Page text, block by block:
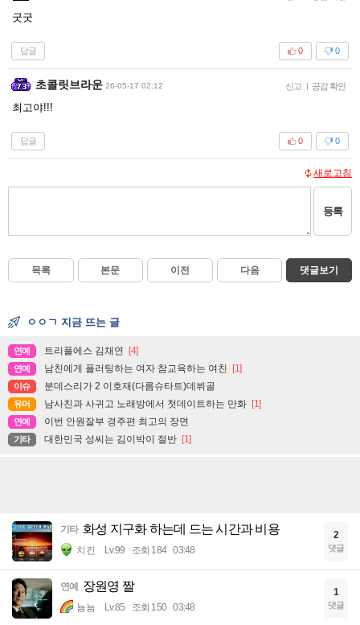
굿굿
답글 0
0
초콜릿브라운 26-05-17 02:12 신고 | 공감 확인
최고야!!!
답글 0
0
새로고침
등록
목록 본문 이전 다음 댓글보기
ㅇㅇㄱ 지금 뜨는 글
연예 트리플에스 김채연 [4]
연예 남친에게 플러팅하는 여자 참교육하는 여친 [1]
이슈 분데스리가 2 이호재(다름슈타트)데뷔골
유머 남사친과 사귀고 노래방에서 첫데이트하는 만화 [1]
연예 이번 안원잘부 경주편 최고의 장면
기타 대한민국 성씨는 김이박이 절반 [1]
기타 화성 지구화 하는데 드는 시간과 비용
치킨 Lv.99 조회 184 03:48
2
댓글
연예 장원영 짤
뇸뇸 Lv.85 조회 150 03:48
1
댓글